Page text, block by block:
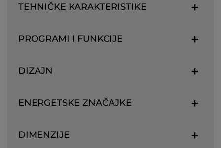
TEHNIČKE KARAKTERISTIKE
PROGRAMI I FUNKCIJE
DIZAJN
ENERGETSKE ZNAČAJKE
DIMENZIJE